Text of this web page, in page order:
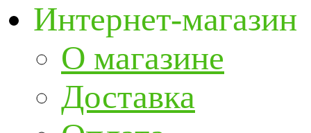
Интернет-магазин
О магазине
Доставка